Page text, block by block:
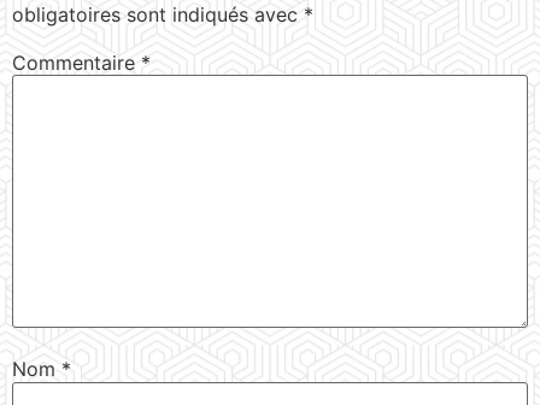
obligatoires sont indiqués avec *
Commentaire *
Nom *